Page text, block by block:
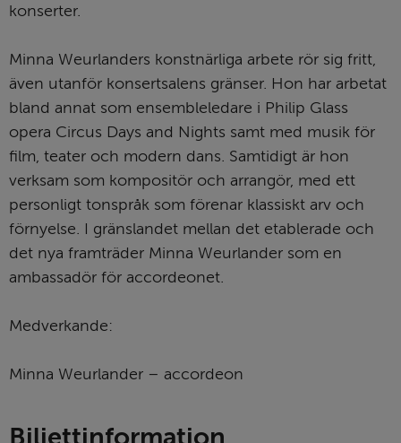
konserter.
Minna Weurlanders konstnärliga arbete rör sig fritt,
även utanför konsertsalens gränser. Hon har arbetat
bland annat som ensembleledare i Philip Glass
opera Circus Days and Nights samt med musik för
film, teater och modern dans. Samtidigt är hon
verksam som kompositör och arrangör, med ett
personligt tonspråk som förenar klassiskt arv och
förnyelse. I gränslandet mellan det etablerade och
det nya framträder Minna Weurlander som en
ambassadör för accordeonet.
Medverkande:
Minna Weurlander – accordeon
Biljettinformation